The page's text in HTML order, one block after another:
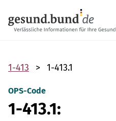
1-413 1-413.1
OPS-Code
1-413.1: